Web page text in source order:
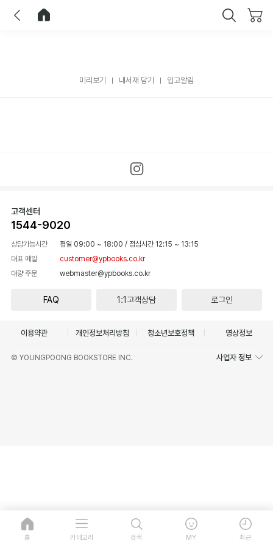
미리보기 내서재 담기 입고알림
고객센터
1544-9020
상담가능시간 평일 09:00 ~ 18:00 / 점심시간 12:15 ~ 13:15
대표 메일
customer@ypbooks.co.kr
대량 주문
webmaster@ypbooks.co.kr
FAQ 1:1고객상담 로그인
이용약관 개인정보처리방침 청소년보호정책 영상정보
© YOUNGPOONG BOOKSTORE INC. 사업자 정보
홈 카테고리 검색 MY 최근